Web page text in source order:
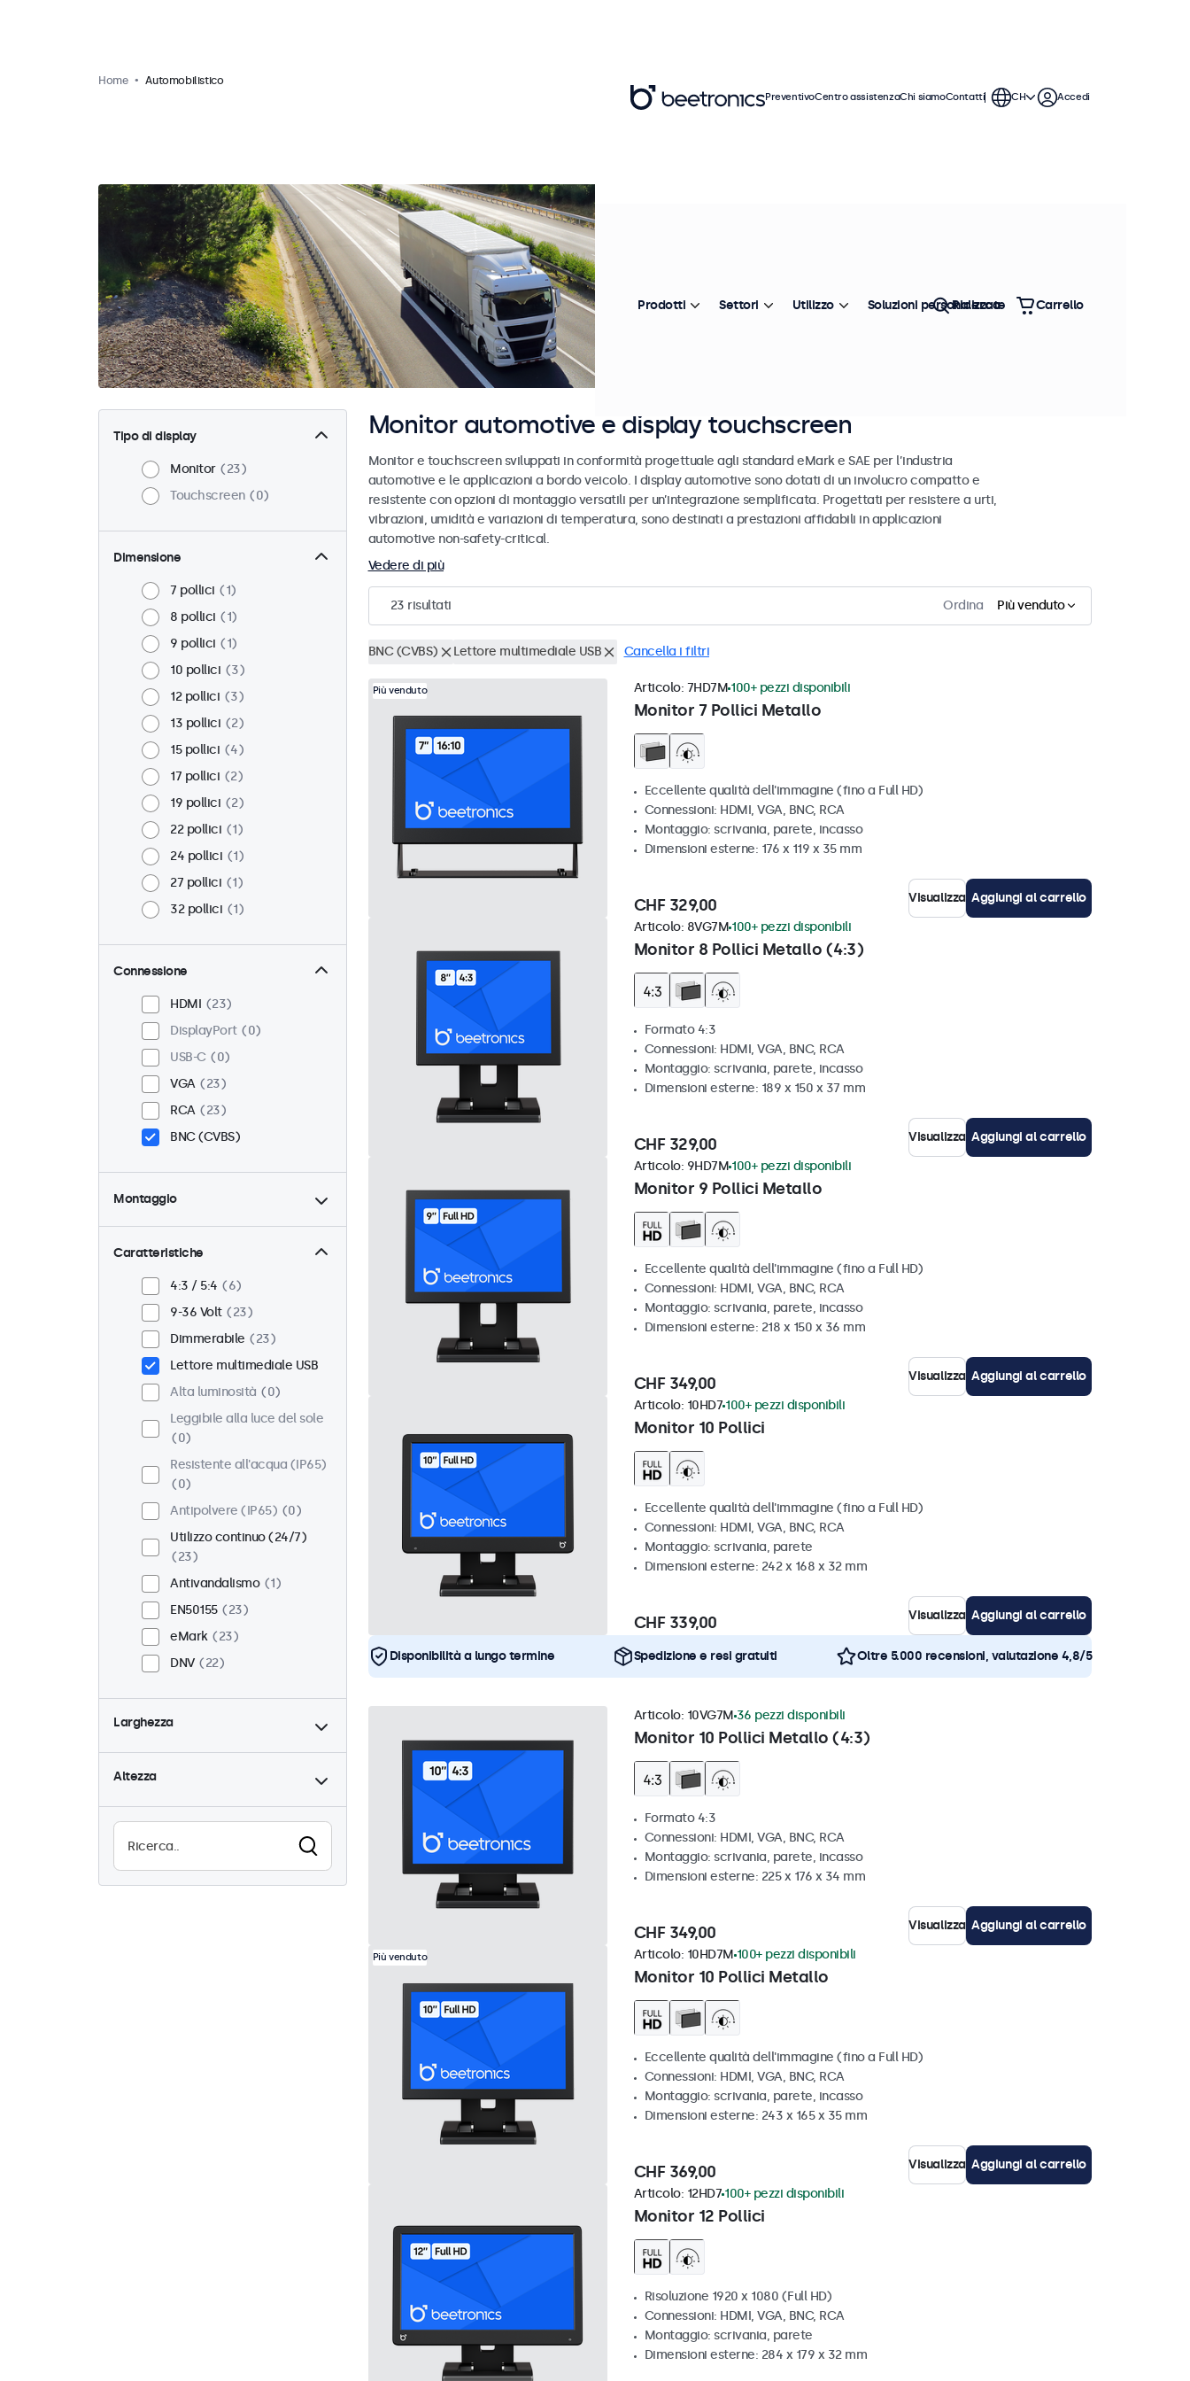
Home Automobilistico
Tipo di display
Monitor
23
Touchscreen
0
Dimensione
7 pollici
1
8 pollici
1
9 pollici
1
10 pollici
3
12 pollici
3
13 pollici
2
15 pollici
4
17 pollici
2
19 pollici
2
22 pollici
1
24 pollici
1
27 pollici
1
32 pollici
1
Connessione
HDMI
23
DisplayPort
0
USB-C
0
VGA
23
RCA
23
BNC (CVBS)
Montaggio
Scrivania
23
Parete
Pannello
0
Incasso
18
Montaggio rack (19 Pollici)
Caratteristiche
4:3 / 5:4
6
9-36 Volt
23
Dimmerabile
23
Lettore multimediale USB
Alta luminosità
0
Leggibile alla luce del sole
0
Resistente all'acqua (IP65)
0
Antipolvere (IP65)
0
Utilizzo continuo (24/7)
23
Antivandalismo
1
EN50155
23
eMark
23
DNV
22
Larghezza
Altezza
Monitor automotive e display touchscreen
Monitor e touchscreen sviluppati in conformità progettuale agli standard eMark e SAE per l’industria
automotive e le applicazioni a bordo veicolo. I display automotive sono dotati di un involucro compatto e
resistente con opzioni di montaggio versatili per un’integrazione semplificata. Progettati per resistere a urti,
vibrazioni, umidità e variazioni di temperatura, sono destinati a prestazioni affidabili in applicazioni
automotive non-safety-critical.
Vedere di più
23 risultati Ordina Più venduto
BNC (CVBS) Lettore multimediale USB Cancella i filtri
Più venduto
Monitor 7 Pollici Metallo
Articolo: 7HD7M 100+ pezzi disponibili
Eccellente qualità dell'immagine (fino a Full HD)
Connessioni: HDMI, VGA, BNC, RCA
Montaggio: scrivania, parete, incasso
Dimensioni esterne: 176 x 119 x 35 mm
CHF 329,00 Visualizza Aggiungi al carrello
Monitor 8 Pollici Metallo (4:3)
Articolo: 8VG7M 100+ pezzi disponibili
Formato 4:3
Connessioni: HDMI, VGA, BNC, RCA
Montaggio: scrivania, parete, incasso
Dimensioni esterne: 189 x 150 x 37 mm
CHF 329,00 Visualizza Aggiungi al carrello
Monitor 9 Pollici Metallo
Articolo: 9HD7M 100+ pezzi disponibili
Eccellente qualità dell'immagine (fino a Full HD)
Connessioni: HDMI, VGA, BNC, RCA
Montaggio: scrivania, parete, incasso
Dimensioni esterne: 218 x 150 x 36 mm
CHF 349,00 Visualizza Aggiungi al carrello
Monitor 10 Pollici
Articolo: 10HD7 100+ pezzi disponibili
Eccellente qualità dell'immagine (fino a Full HD)
Connessioni: HDMI, VGA, BNC, RCA
Montaggio: scrivania, parete
Dimensioni esterne: 242 x 168 x 32 mm
CHF 339,00 Visualizza Aggiungi al carrello
Disponibilità a lungo termine Spedizione e resi gratuiti Oltre 5.000 recensioni, valutazione 4,8/5
Monitor 10 Pollici Metallo (4:3)
Articolo: 10VG7M 36 pezzi disponibili
Formato 4:3
Connessioni: HDMI, VGA, BNC, RCA
Montaggio: scrivania, parete, incasso
Dimensioni esterne: 225 x 176 x 34 mm
CHF 349,00 Visualizza Aggiungi al carrello
Più venduto
Monitor 10 Pollici Metallo
Articolo: 10HD7M 100+ pezzi disponibili
Eccellente qualità dell'immagine (fino a Full HD)
Connessioni: HDMI, VGA, BNC, RCA
Montaggio: scrivania, parete, incasso
Dimensioni esterne: 243 x 165 x 35 mm
CHF 369,00 Visualizza Aggiungi al carrello
Monitor 12 Pollici
Articolo: 12HD7 100+ pezzi disponibili
Risoluzione 1920 x 1080 (Full HD)
Connessioni: HDMI, VGA, BNC, RCA
Montaggio: scrivania, parete
Dimensioni esterne: 284 x 179 x 32 mm
PreventivoCentro assistenzaChi siamoContatti CH Accedi
Prodotti Settori Utilizzo Soluzioni personalizzate
Ricerca Carrello